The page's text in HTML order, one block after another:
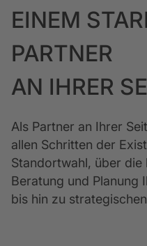
EINEM
PARTNER
AN IHRER
Als Partner an Ihrer
allen Schritten der
Standortwahl, über
Beratung und Planung
bis hin zu